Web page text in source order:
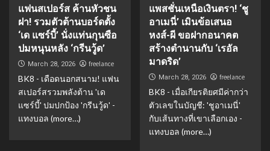
แฟนสเปอร์ส ค้านหัวชน
ฝา! รวมตัวต้านบอร์ดตั้ง
‘เด แซร์บี้’ นั่งแท่นกุนซือ
ปมหนุนหลัง ‘กรีนวู้ด’
March 28, 2026 freelance
BK8 - เดือดนอกสนาม! แฟน
สเปอร์สรวมพลังต้าน 'เด
แซร์บี้' ปมปกป้อง 'กรีนวู้ด' -
แทงบอล (more…)
แพสชั่นเหนือเงินตรา! ‘ชู
อาเมนี่’ เมินข้อเสนอ
หงส์-ผี ขอฝากอนาคต
สร้างตำนานกับ ‘เรอัล
มาดริด’
March 28, 2026 freelance
BK8 - เมื่อเกียรติยศมีค่ากว่า
ตัวเลขในบัญชี: 'ชูอาเมนี่'
กับเส้นทางที่เขาเลือกเอง -
แทงบอล (more…)